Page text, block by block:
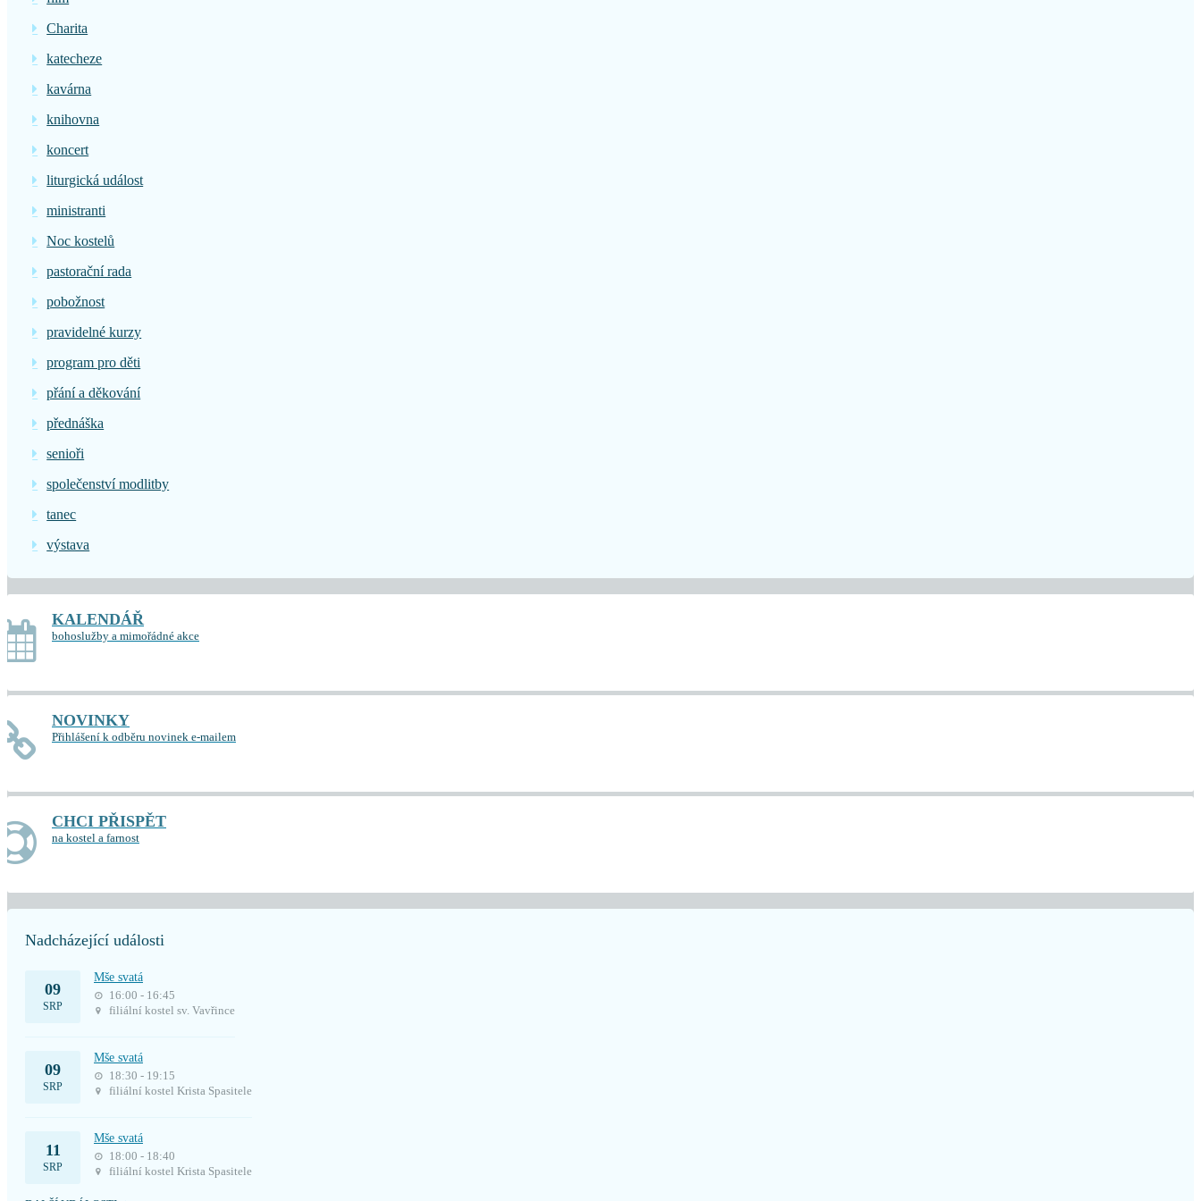
Charita
katecheze
kavárna
knihovna
koncert
liturgická událost
ministranti
Noc kostelů
pastorační rada
pobožnost
pravidelné kurzy
program pro děti
přání a děkování
přednáška
senioři
společenství modlitby
tanec
výstava
KALENDÁŘ
bohoslužby a mimořádné akce
NOVINKY
Přihlášení k odběru novinek e-mailem
CHCI PŘISPĚT
na kostel a farnost
Nadcházející události
09
SRP
Mše svatá
16:00 - 16:45
filiální kostel sv. Vavřince
09
SRP
Mše svatá
18:30 - 19:15
filiální kostel Krista Spasitele
11
SRP
Mše svatá
18:00 - 18:40
filiální kostel Krista Spasitele